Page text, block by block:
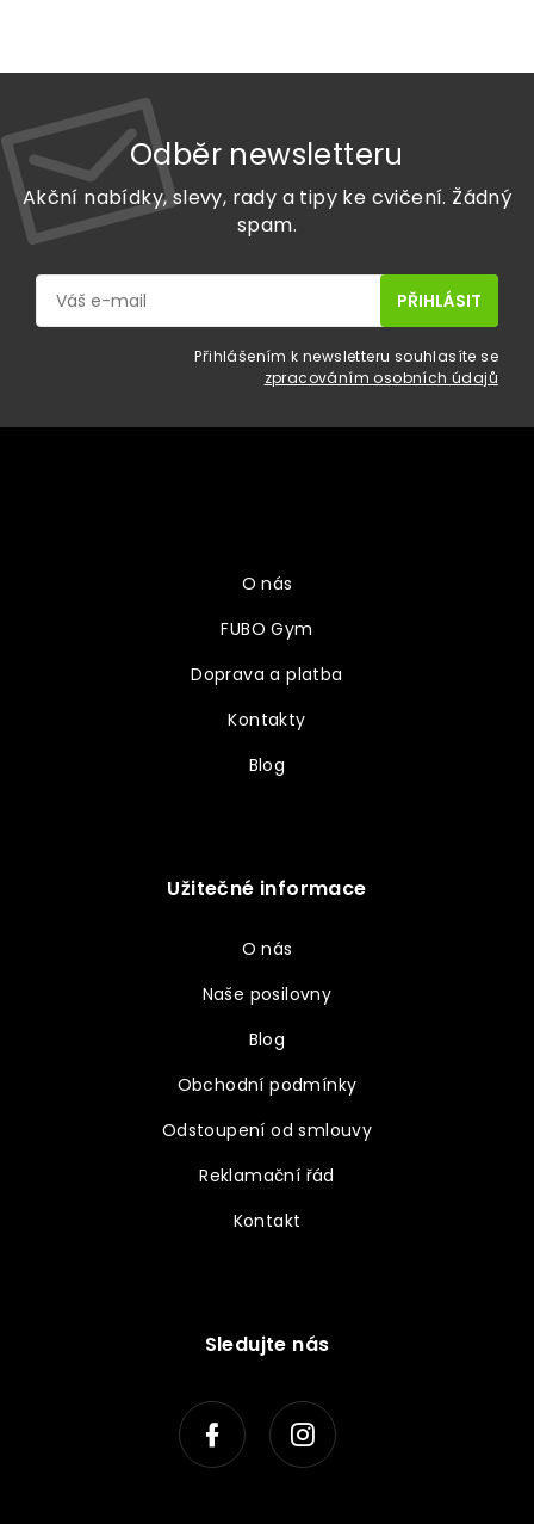
Odběr newsletteru
Akční nabídky, slevy, rady a tipy ke cvičení. Žádný
spam.
Přihlášením k newsletteru souhlasíte se
zpracováním osobních údajů
O nás
FUBO Gym
Doprava a platba
Kontakty
Blog
Užitečné informace
O nás
Naše posilovny
Blog
Obchodní podmínky
Odstoupení od smlouvy
Reklamační řád
Kontakt
Sledujte nás